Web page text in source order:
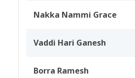
Nakka Nammi Grace
Vaddi Hari Ganesh
Borra Ramesh